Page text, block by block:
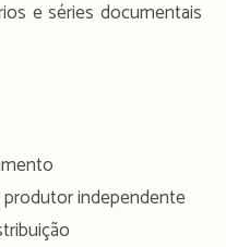
e séries documentais
produtor independente